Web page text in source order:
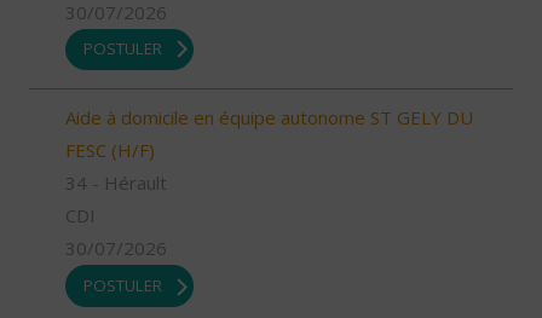
30/07/2026
POSTULER
Aide à domicile en équipe autonome ST GELY DU
FESC (H/F)
34 - Hérault
CDI
30/07/2026
POSTULER